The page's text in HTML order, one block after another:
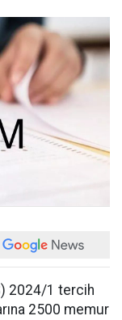
2024/1 tercih
2500 memur